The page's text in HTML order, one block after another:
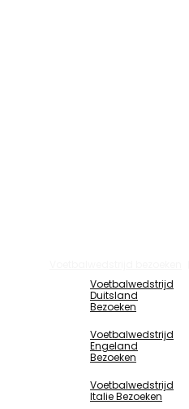
Voetbalwedstrijd
Duitsland
Bezoeken
Voetbalwedstrijd
Engeland
Bezoeken
Voetbalwedstrijd
Italie Bezoeken